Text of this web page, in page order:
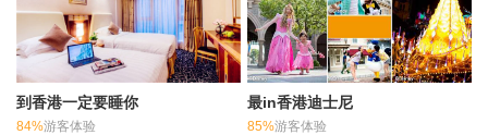
到香港一定要睡你
84%游客体验
最in香港迪士尼
85%游客体验